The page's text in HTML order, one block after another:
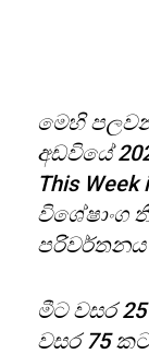
මෙහි
අඩවියේ
This
විශේෂාංග
මීට වසර
වසර 75